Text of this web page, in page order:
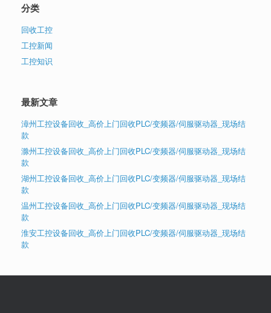
分类
回收工控
工控新闻
工控知识
最新文章
漳州工控设备回收_高价上门回收PLC/变频器/伺服驱动器_现场结
款
滁州工控设备回收_高价上门回收PLC/变频器/伺服驱动器_现场结
款
湖州工控设备回收_高价上门回收PLC/变频器/伺服驱动器_现场结
款
温州工控设备回收_高价上门回收PLC/变频器/伺服驱动器_现场结
款
淮安工控设备回收_高价上门回收PLC/变频器/伺服驱动器_现场结
款